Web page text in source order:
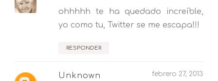
ohhhhh te ha quedado increíble,
yo como tu, Twitter se me escapa!!!
RESPONDER
Unknown febrero 27, 2013